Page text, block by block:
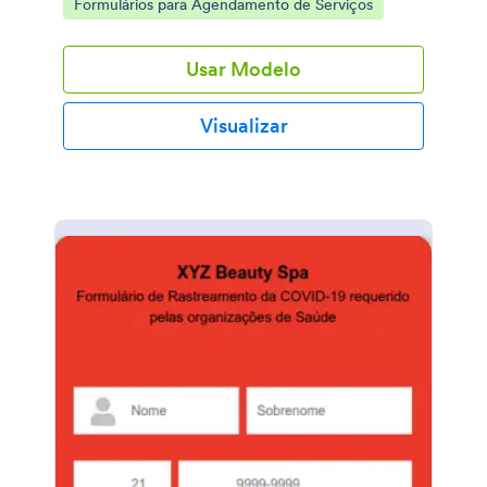
Formulários para Agendamento de Serviços
Usar Modelo
Visualizar